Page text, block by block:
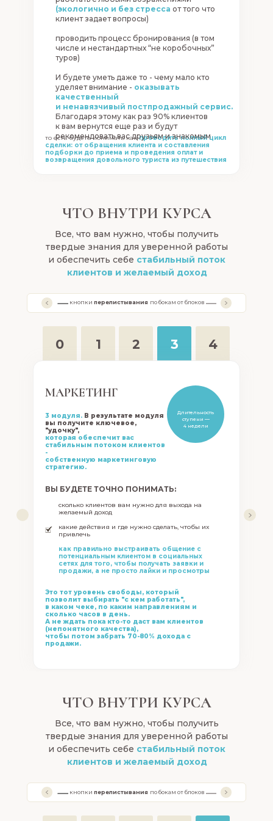
то есть будете понимать какпроводить полный цикл
сделки: от обращения клиента и составления
подборки до приема и проведения оплат и
возвращения довольного туриста из путешествия
(экологично и без стресса от того что
клиент задает вопросы)
проводить процесс бронирования (в том
числе и нестандартных “не коробочных”
туров)
И будете уметь даже то - чему мало кто
уделяет внимание - оказывать
качественный
и ненавязчивый постпродажный сервис.
Благодаря этому как раз 90% клиентов
к вам вернутся еще раз и будут
рекомендовать вас друзьям и знакомым
0 1 2 3 4
ЧТО ВНУТРИ КУРСА
МАРКЕТИНГ
Все, что вам нужно, чтобы получить
твердые знания для уверенной работы
и обеспечить себе стабильный поток
клиентов и желаемый доход
3 модуля. В результате модуля
вы получите ключевое,
"удочку",
которая обеспечит вас
стабильным потоком клиентов
-
собственную маркетинговую
стратегию.
0
сколько клиентов вам нужно для выхода на
желаемый доход
какие действия и где нужно сделать, чтобы их
привлечь
как правильно выстраивать общение с
потенциальным клиентом в социальных
сетях для того, чтобы получать заявки и
продажи, а не просто лайки и просмотры
1
Длительность
ступени —
4 недели
ВЫ БУДЕТЕ ТОЧНО ПОНИМАТЬ:
2 3 4
СТУПЕНЬ
СТУПЕНЬ СТУПЕНЬ СТУПЕНЬ СТУПЕНЬ
Это тот уровень свободы, который
позволит выбирать "с кем работать",
в каком чеке, по каким направлениям и
сколько часов в день.
А не ждать пока кто-то даст вам клиентов
(непонятного качества),
чтобы потом забрать 70-80% дохода с
продажи.
кнопки перелистывания по бокам от блоков
ЧТО ВНУТРИ КУРСА
Все, что вам нужно, чтобы получить
твердые знания для уверенной работы
и обеспечить себе стабильный поток
клиентов и желаемый доход
1 2 3
СТУПЕНЬ СТУПЕНЬ СТУПЕНЬ СТУПЕНЬ
кнопки перелистывания по бокам от блоков
подтверждённый
учеников многих
000 рублей
Комиссия,
турагенту
ЗНАЧИТ, ВАШ ДОХОД ОТ
4–5 проданных турав
и 2–4 часа вашего
✓сразу оплатить курс по
Доступна оплата